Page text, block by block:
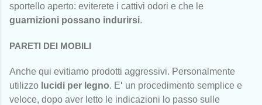
sportello aperto: eviterete i cattivi odori e che le
guarnizioni possano indurirsi.
PARETI DEI MOBILI
Anche qui evitiamo prodotti aggressivi. Personalmente
utilizzo lucidi per legno. E' un procedimento semplice e
veloce, dopo aver letto le indicazioni lo passo sulle